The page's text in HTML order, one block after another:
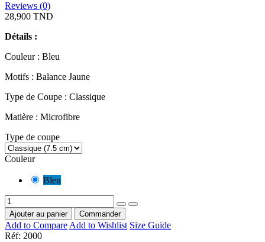
Reviews (0)
28,900 TND
Détails :
Couleur : Bleu
Motifs : Balance Jaune
Type de Coupe : Classique
Matière : Microfibre
Type de coupe
Couleur
Bleu
Ajouter au panier Commander
Add to CompareAdd to Wishlist Size Guide
Réf: 2000